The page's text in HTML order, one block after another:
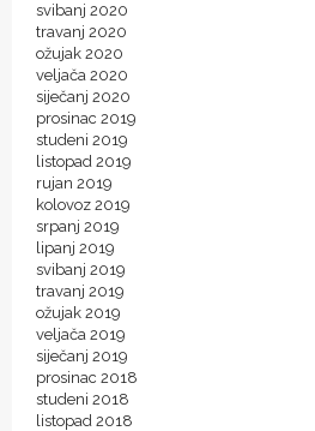
svibanj 2020
travanj 2020
ožujak 2020
veljača 2020
siječanj 2020
prosinac 2019
studeni 2019
listopad 2019
rujan 2019
kolovoz 2019
srpanj 2019
lipanj 2019
svibanj 2019
travanj 2019
ožujak 2019
veljača 2019
siječanj 2019
prosinac 2018
studeni 2018
listopad 2018